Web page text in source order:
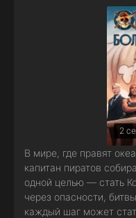
2
В мире, где правят
капитан пиратов
одной целью — стать
через опасности,
каждый шаг может